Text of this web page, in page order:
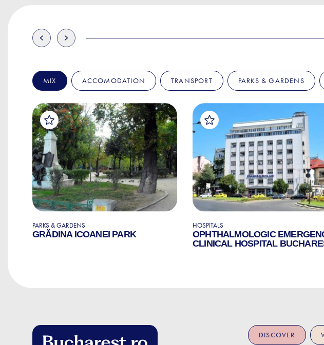
MIX ACCOMODATION TRANSPORT PARKS & GARDENS
PARKS & GARDENS
GRĂDINA ICOANEI PARK
HOSPITALS
OPHTHALMOLOGIC
CLINICAL HOSPITAL
DISCOVER